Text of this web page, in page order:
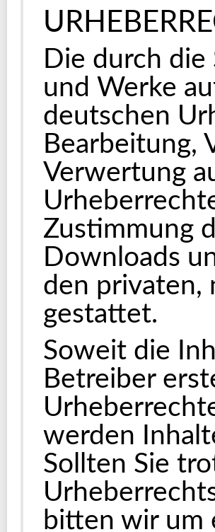
Die durch
und Werke
deutschen
Bearbeitung,
Verwertung
Zustimmung
Downloads
den privaten,
gestattet.
Soweit die
Betreiber
werden
Sollten Sie
bitten wir um